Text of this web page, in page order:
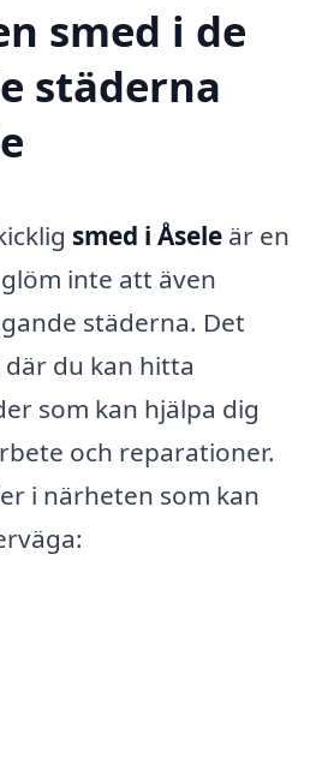
smed i de
städerna
smed i Åsele är en
inte att även
städerna. Det
du kan hitta
som kan hjälpa dig
och reparationer.
i närheten som kan